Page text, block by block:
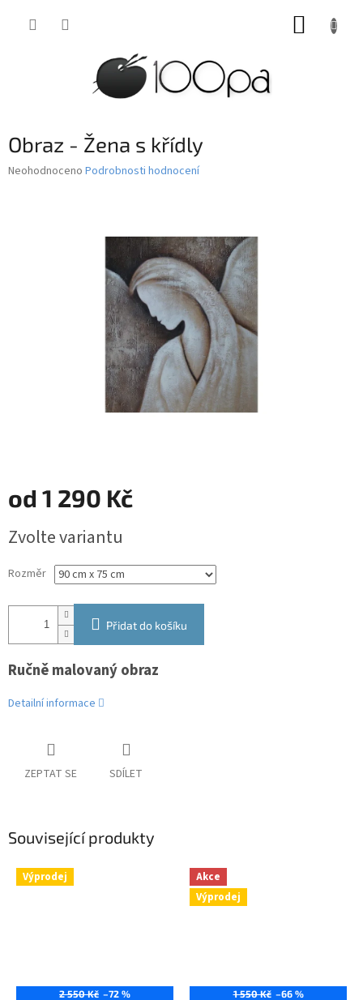
Obraz - Žena s křídly
Průměrné
Neohodnoceno Podrobnosti hodnocení
od 1 290 Kč
cena:
Zvolte variantu
Rozměr
Přidat do košíku
Ručně malovaný obraz
Detailní informace
ZEPTAT SE SDÍLET
Související produkty
Výprodej
2 550 Kč –72 %
Akce
Výprodej
1 550 Kč –66 %